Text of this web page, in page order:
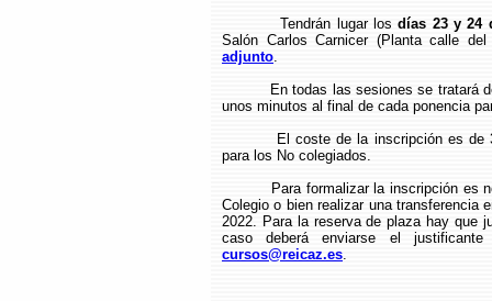
Tendrán lugar losdías 23 y 24
Salón Carlos Carnicer (Planta calle
adjunto.
En todas las sesiones se tratará
unos minutos al final de cada ponencia
El coste de la inscripción es de
para los No colegiados.
Para formalizar la inscripción es
Colegio o bien realizar una transferencia
2022. Para la reserva de plaza hay que
caso deberá enviarse el
cursos@reicaz.es.